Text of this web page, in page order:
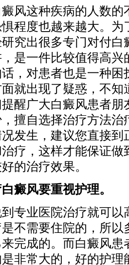
这种疾病的人数的
程度也越来越大。为
究出很多专门对付
是一件比较值得高兴
，对患者也是一种困
就出现了疑惑，不知
醒广大白癜风患者朋
擅自选择治疗方法治
发生，建议您直接到
疗，这样才能保证
的治疗效果。
风要重视护理。
业医院治疗就可以
不需要住院的，所以
完成的。而白癜风患
非常大的，好的护理